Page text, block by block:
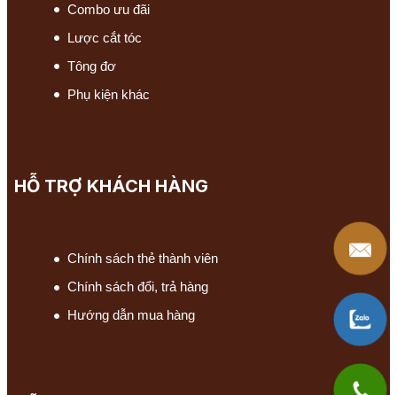
Combo ưu đãi
Lược cắt tóc
Tông đơ
Phụ kiện khác
HỖ TRỢ KHÁCH HÀNG
Chính sách thẻ thành viên
Chính sách đổi, trả hàng
Hướng dẫn mua hàng